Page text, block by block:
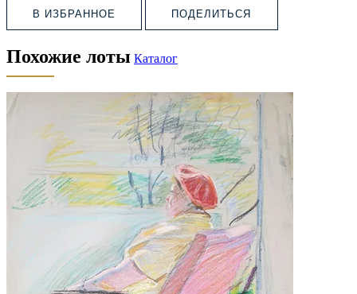
В ИЗБРАННОЕ ПОДЕЛИТЬСЯ
Похожие лоты Каталог